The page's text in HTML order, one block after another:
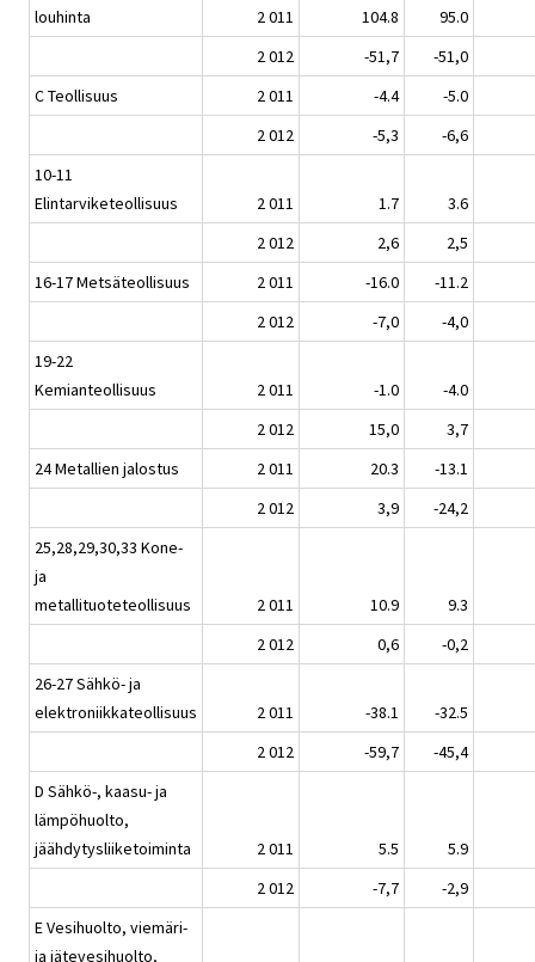
louhinta
2 011 104.8
95.0
2 012
-51,7
-51,0
C Teollisuus
2 011 -4.4
-5.0
2 012
-5,3
-6,6
10-11
Elintarviketeollisuus
2 011 1.7
3.6
2 012
2,6
2,5
16-17 Metsäteollisuus
2 011 -16.0
-11.2
2 012
-7,0
-4,0
19-22
Kemianteollisuus
2 011 -1.0
-4.0
2 012
15,0
3,7
24 Metallien jalostus
2 011 20.3
-13.1
2 012
3,9
-24,2
25,28,29,30,33 Kone-
ja
metallituoteteollisuus
2 011 10.9
9.3
2 012
0,6
-0,2
26-27 Sähkö- ja
elektroniikkateollisuus
2 011 -38.1
-32.5
2 012
-59,7
-45,4
D Sähkö-, kaasu- ja
lämpöhuolto,
jäähdytysliiketoiminta
2 011 5.5
5.9
2 012
-7,7
-2,9
E Vesihuolto, viemäri-
ja jätevesihuolto,